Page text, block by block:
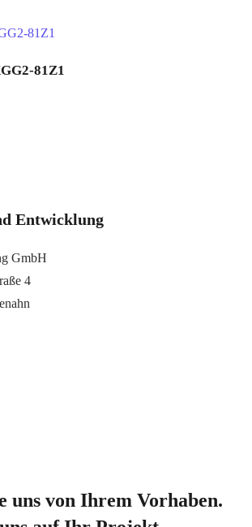
81Z1
Entwicklung
GmbH
4
uns von Ihrem Vorhaben.